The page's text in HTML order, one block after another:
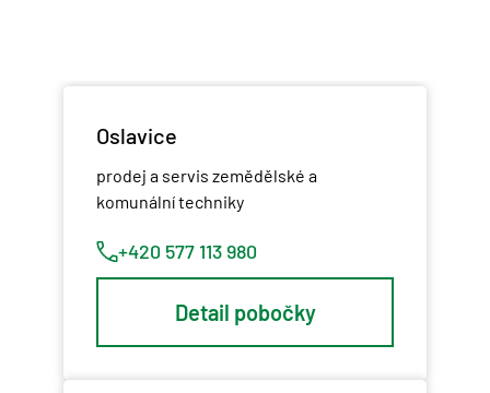
Oslavice
prodej a servis zemědělské a
komunální techniky
+420 577 113 980
Detail pobočky